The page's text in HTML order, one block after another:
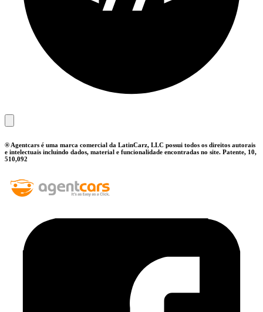
® Agentcars é uma marca comercial da LatinCarz, LLC possui todos os direitos autorais
e intelectuais incluindo dados, material e funcionalidade encontradas no site. Patente, 10,
510,092